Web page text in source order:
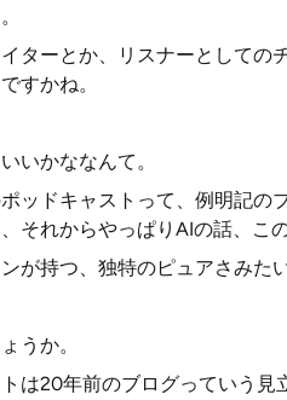
ターとか、リスナーとしての
すかね。
いかななんて。
ッドキャストって、例明記の
それからやっぱりAIの話、こ
が持つ、独特のピュアさみた
うか。
は20年前のブログっていう見